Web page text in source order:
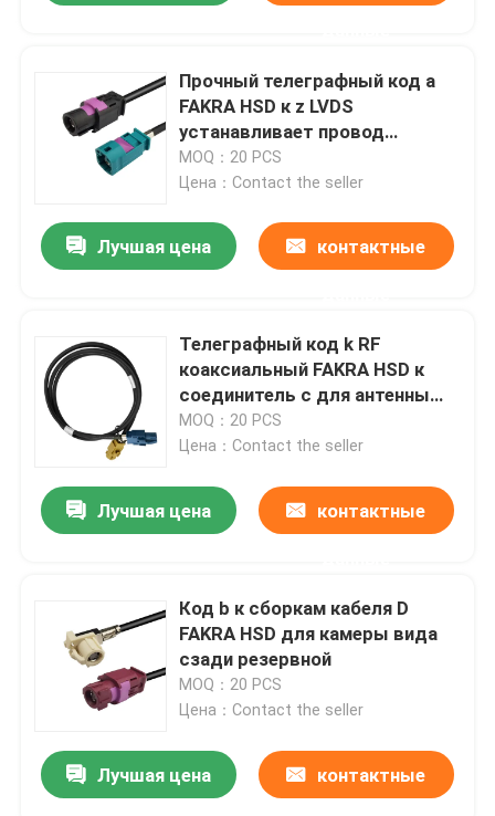
Прочный телеграфный код a
FAKRA HSD к z LVDS
устанавливает провод
проводки для автомобильного
MOQ：20 PCS
Цена：Contact the seller
Лучшая цена контактные
Телеграфный код k RF
коаксиальный FAKRA HSD к
соединитель c для антенны
автомобиля
MOQ：20 PCS
Цена：Contact the seller
Лучшая цена контактные
Код b к сборкам кабеля D
FAKRA HSD для камеры вида
сзади резервной
MOQ：20 PCS
Цена：Contact the seller
Лучшая цена контактные